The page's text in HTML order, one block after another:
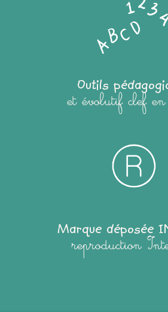
Outils
et évolutif clef
Marque déposée
reproduction